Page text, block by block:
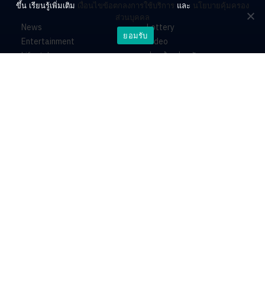
News
Entertainment
Lifestyle
Lottery
Video
ร่วมด้วยช่วยกัน
ขึ้น เรียนรู้เพิ่มเติม เงื่อนไขข้อตกลงการใช้บริการ และ นโยบายคุ้มครอง
ส่วนบุคคล
ยอมรับ